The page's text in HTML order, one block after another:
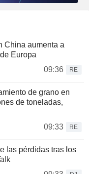
China aumenta a
Europa
09:36
RE
de grano en
de toneladas,
09:33
RE
las pérdidas tras los